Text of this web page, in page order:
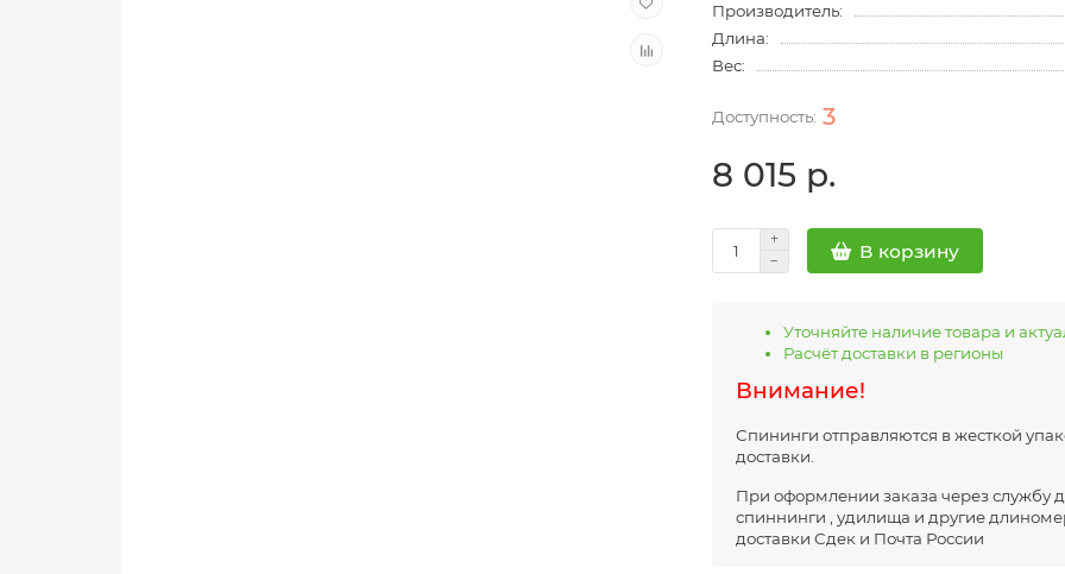
Производитель:
Длина:
Вес:
3
8 015 р.
В корзину
Уточняйте наличие товара и
Расчёт доставки в регионы
Внимание!
Спининги отправляются в жесткой
доставки.
При оформлении заказа через службу
спиннинги , удилища и другие
доставки Сдек и Почта России